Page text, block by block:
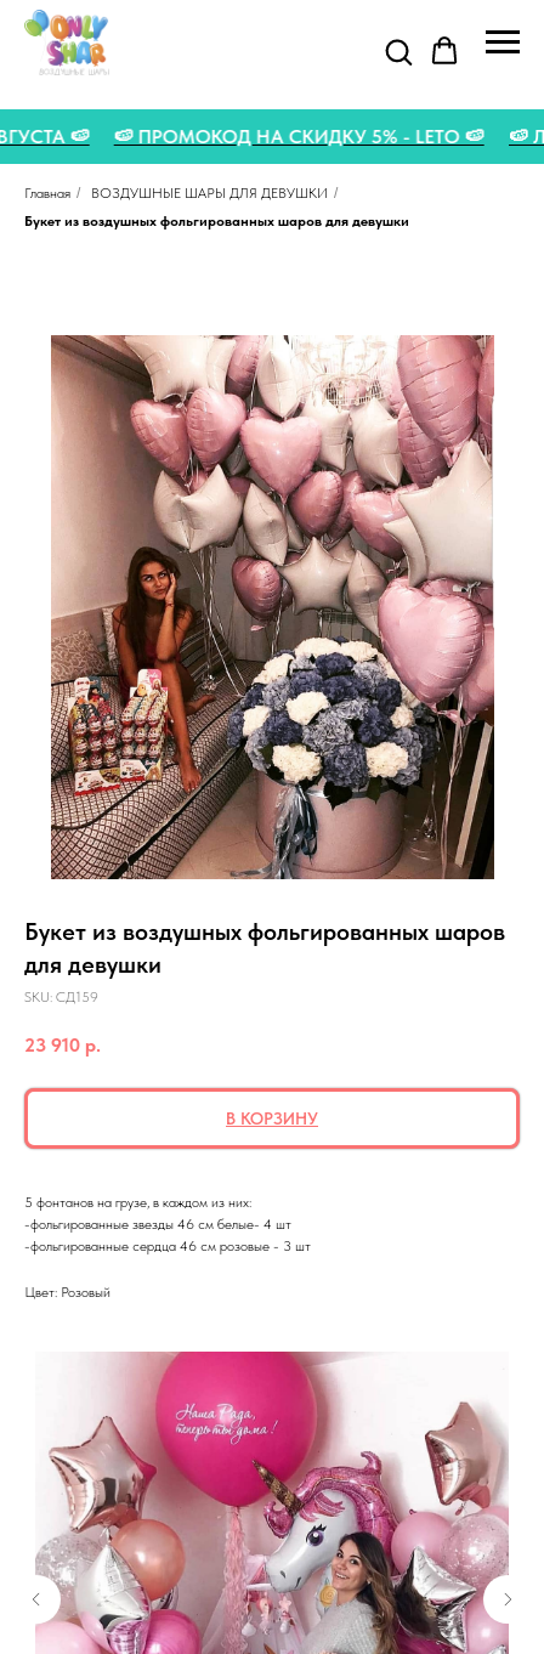
АВГУСТА 🍉 🍉 ПРОМОКОД НА СКИДКУ 5% - LETO 🍉
Главная / ВОЗДУШНЫЕ ШАРЫ ДЛЯ ДЕВУШКИ /
Букет из воздушных фольгированных шаров для девушки
Букет из воздушных фольгированных шаров
для девушки
SKU: СД159
23 910 р.
В КОРЗИНУ
5 фонтанов на грузе, в каждом из них:
-фольгированные звезды 46 см белые- 4 шт
-фольгированные сердца 46 см розовые - 3 шт
Цвет: Розовый